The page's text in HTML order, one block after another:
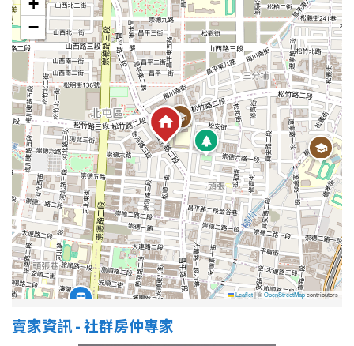
−
Leaflet|©OpenStreetMapcontributors
賣家資訊 - 社群房仲專家